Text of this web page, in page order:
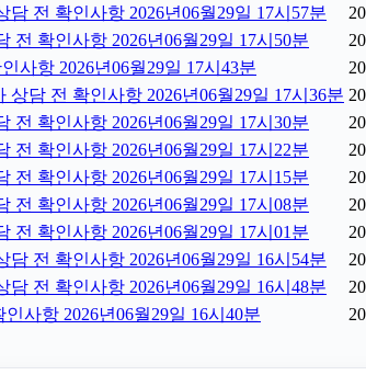
담 전 확인사항 2026년06월29일 17시57분
전 확인사항 2026년06월29일 17시50분
사항 2026년06월29일 17시43분
담 전 확인사항 2026년06월29일 17시36분
전 확인사항 2026년06월29일 17시30분
전 확인사항 2026년06월29일 17시22분
전 확인사항 2026년06월29일 17시15분
전 확인사항 2026년06월29일 17시08분
전 확인사항 2026년06월29일 17시01분
담 전 확인사항 2026년06월29일 16시54분
담 전 확인사항 2026년06월29일 16시48분
사항 2026년06월29일 16시40분